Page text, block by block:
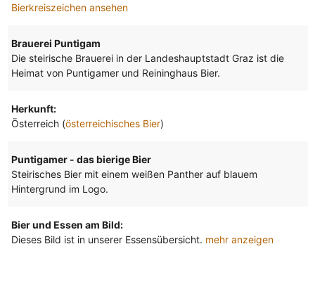
Bierkreiszeichen ansehen
Brauerei Puntigam
Die steirische Brauerei in der Landeshauptstadt Graz ist die
Heimat von Puntigamer und Reininghaus Bier.
Herkunft:
Österreich (österreichisches Bier)
Puntigamer - das bierige Bier
Steirisches Bier mit einem weißen Panther auf blauem
Hintergrund im Logo.
Bier und Essen am Bild:
Dieses Bild ist in unserer Essensübersicht. mehr anzeigen